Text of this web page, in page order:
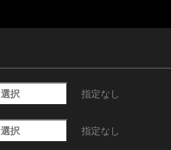
選択 指定なし
選択 指定なし